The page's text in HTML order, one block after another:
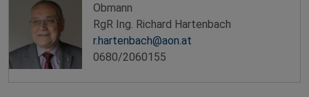
Obmann
RgR Ing. Richard Hartenbach
r.hartenbach@aon.at
0680/2060155